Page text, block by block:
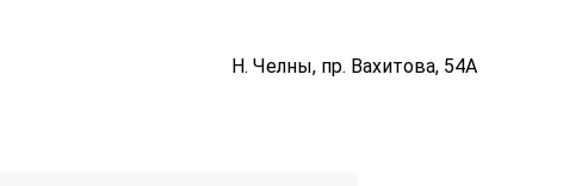
Н. Челны, пр. Вахитова, 54А